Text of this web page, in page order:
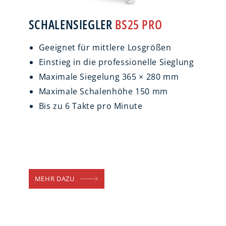
SCHALENSIEGLER BS25 PRO
Geeignet für mittlere Losgrößen
Einstieg in die professionelle Sieglung
Maximale Siegelung 365 × 280 mm
Maximale Schalenhöhe 150 mm
Bis zu 6 Takte pro Minute
MEHR DAZU